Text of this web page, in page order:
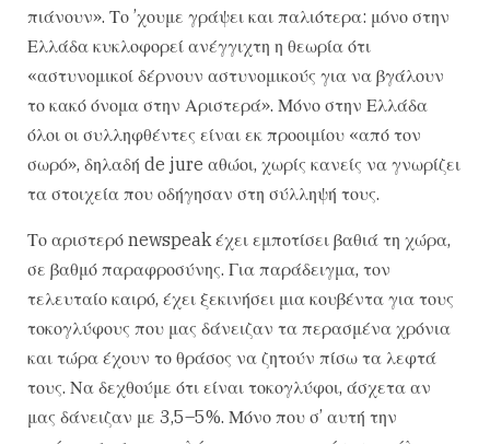
πιάνουν». Το ’χουμε γράψει και παλιότερα: μόνο στην
Ελλάδα κυκλοφορεί ανέγγιχτη η θεωρία ότι
«αστυνομικοί δέρνουν αστυνομικούς για να βγάλουν
το κακό όνομα στην Αριστερά». Μόνο στην Ελλάδα
όλοι οι συλληφθέντες είναι εκ προοιμίου «από τον
σωρό», δηλαδή de jure αθώοι, χωρίς κανείς να γνωρίζει
τα στοιχεία που οδήγησαν στη σύλληψή τους.
Το αριστερό newspeak έχει εμποτίσει βαθιά τη χώρα,
σε βαθμό παραφροσύνης. Για παράδειγμα, τον
τελευταίο καιρό, έχει ξεκινήσει μια κουβέντα για τους
τοκογλύφους που μας δάνειζαν τα περασμένα χρόνια
και τώρα έχουν το θράσος να ζητούν πίσω τα λεφτά
τους. Να δεχθούμε ότι είναι τοκογλύφοι, άσχετα αν
μας δάνειζαν με 3,5–5%. Μόνο που σ’ αυτή την